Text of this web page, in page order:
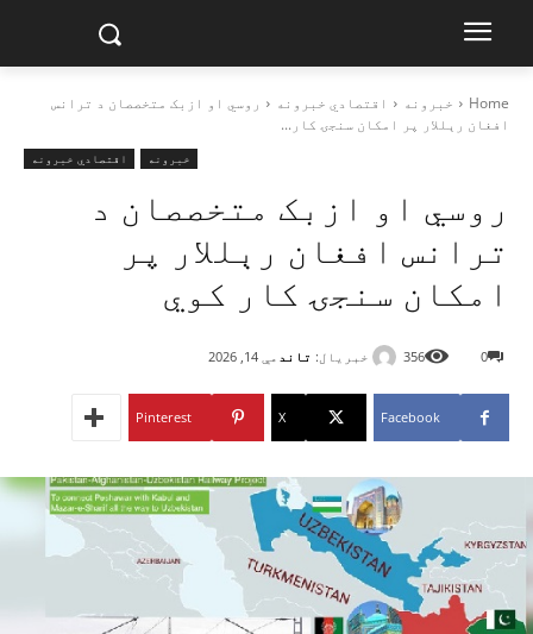
Home خبرونه اقتصادي خبرونه
روسي او ازبک متخصصان د ترانس
افغان رېللار پر امکان سنجۍ کار...
خبرونه اقتصادي خبرونه
روسي او ازبک متخصصان د
ترانس افغان رېللار پر
امکان سنجۍ کار کوي
خبریال: تاند مې 14, 2026 0
356
Facebook
X
Pinterest